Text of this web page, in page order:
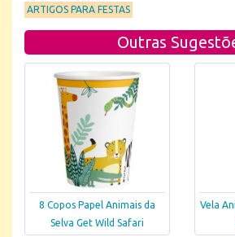
ARTIGOS PARA FESTAS
Outras
8 Copos Papel Animais da
Selva Get Wild Safari
Vela